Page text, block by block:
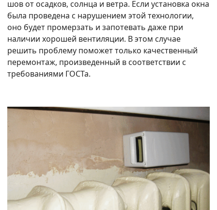
шов от осадков, солнца и ветра. Если установка окна
была проведена с нарушением этой технологии,
оно будет промерзать и запотевать даже при
наличии хорошей вентиляции. В этом случае
решить проблему поможет только качественный
перемонтаж, произведенный в соответствии с
требованиями ГОСТа.